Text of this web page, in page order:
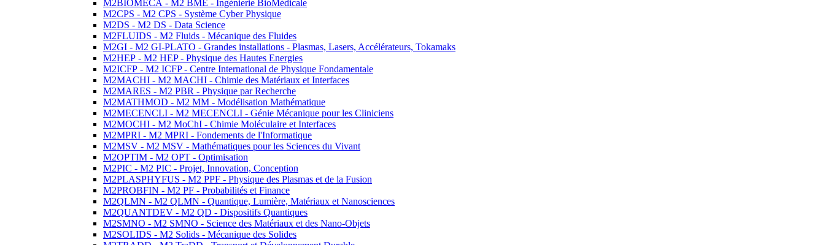
M2BIOMECA - M2 BME - Ingénierie BioMédicale
M2CPS - M2 CPS - Système Cyber Physique
M2DS - M2 DS - Data Science
M2FLUIDS - M2 Fluids - Mécanique des Fluides
M2GI - M2 GI-PLATO - Grandes installations - Plasmas, Lasers, Accélérateurs, Tokamaks
M2HEP - M2 HEP - Physique des Hautes Energies
M2ICFP - M2 ICFP - Centre International de Physique Fondamentale
M2MACHI - M2 MACHI - Chimie des Matériaux et Interfaces
M2MARES - M2 PBR - Physique par Recherche
M2MATHMOD - M2 MM - Modélisation Mathématique
M2MECENCLI - M2 MECENCLI - Génie Mécanique pour les Cliniciens
M2MOCHI - M2 MoChI - Chimie Moléculaire et Interfaces
M2MPRI - M2 MPRI - Fondements de l'Informatique
M2MSV - M2 MSV - Mathématiques pour les Sciences du Vivant
M2OPTIM - M2 OPT - Optimisation
M2PIC - M2 PIC - Projet, Innovation, Conception
M2PLASPHYFUS - M2 PPF - Physique des Plasmas et de la Fusion
M2PROBFIN - M2 PF - Probabilités et Finance
M2QLMN - M2 QLMN - Quantique, Lumière, Matériaux et Nanosciences
M2QUANTDEV - M2 QD - Dispositifs Quantiques
M2SMNO - M2 SMNO - Science des Matériaux et des Nano-Objets
M2SOLIDS - M2 Solids - Mécanique des Solides